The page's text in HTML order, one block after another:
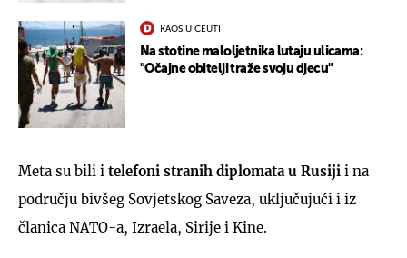
KAOS U CEUTI
Na stotine maloljetnika lutaju ulicama:
"Očajne obitelji traže svoju djecu"
Meta su bili i telefoni stranih diplomata u Rusiji i na
području bivšeg Sovjetskog Saveza, uključujući i iz
članica NATO-a, Izraela, Sirije i Kine.